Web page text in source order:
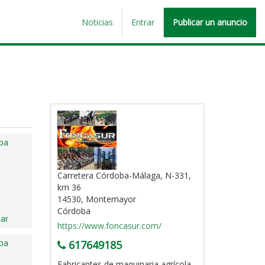
Noticias Entrar Publicar un anuncio
Carretera Córdoba-Málaga, N-331,
km 36
14530, Montemayor
Córdoba
https://www.foncasur.com/
617649185